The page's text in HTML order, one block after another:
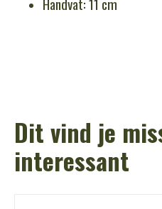
Dit vind je
interessant